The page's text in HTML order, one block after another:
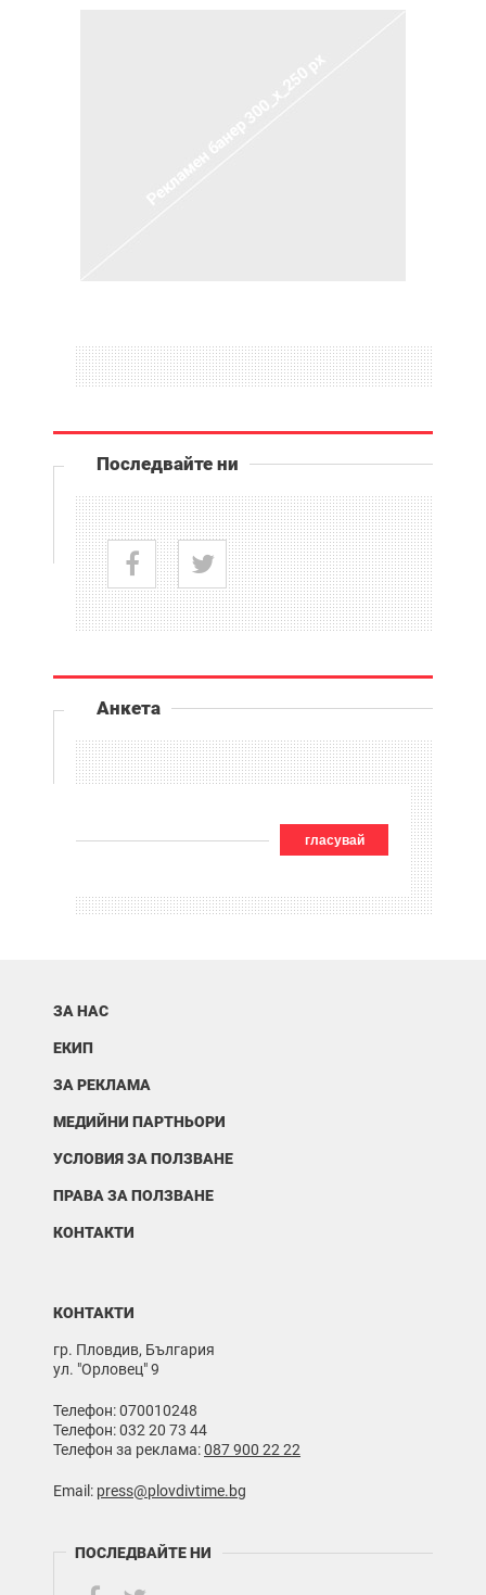
Последвайте ни
Анкета
гласувай
ЗА НАС
ЕКИП
ЗА РЕКЛАМА
МЕДИЙНИ ПАРТНЬОРИ
УСЛОВИЯ ЗА ПОЛЗВАНЕ
ПРАВА ЗА ПОЛЗВАНЕ
КОНТАКТИ
КОНТАКТИ
гр. Пловдив, България
ул. "Орловец" 9
Телефон: 070010248
Телефон: 032 20 73 44
Телефон за реклама:087 900 22 22
Email: press@plovdivtime.bg
ПОСЛЕДВАЙТЕ НИ